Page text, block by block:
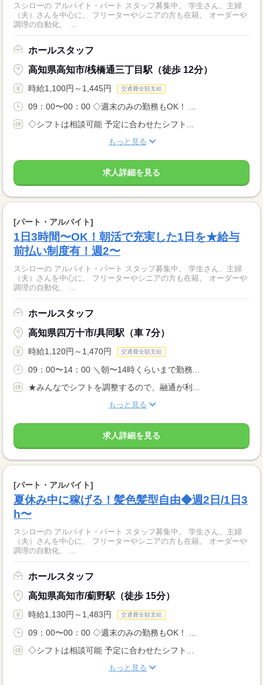
スシローの アルバイト・パート スタッフ募集中。 学生さん、主婦
（夫）さんを中心に、 フリーターやシニアの方も在籍。 オーダーや
調理の自動化、 ...
ホールスタッフ
高知県高知市/桟橋通三丁目駅（徒歩 12分）
時給1,100円～1,445円 交通費全額支給
09：00〜00：00 ◇週末のみの勤務もOK！ ...
◇シフトは相談可能 予定に合わせたシフト...
もっと見る
求人詳細を見る
[パート・アルバイト]
1日3時間〜OK！朝活で充実した1日を★給与
前払い制度有！週2〜
スシローの アルバイト・パート スタッフ募集中。 学生さん、主婦
（夫）さんを中心に、 フリーターやシニアの方も在籍。 オーダーや
調理の自動化、 ...
ホールスタッフ
高知県四万十市/具同駅（車 7分）
時給1,120円～1,470円 交通費全額支給
09：00〜14：00 ＼朝〜14時くらいまで勤務...
★みんなでシフトを調整するので、融通が利...
もっと見る
求人詳細を見る
[パート・アルバイト]
夏休み中に稼げる！髪色髪型自由◆週2日/1日3
h〜
スシローの アルバイト・パート スタッフ募集中。 学生さん、主婦
（夫）さんを中心に、 フリーターやシニアの方も在籍。 オーダーや
調理の自動化、 ...
ホールスタッフ
高知県高知市/薊野駅（徒歩 15分）
時給1,130円～1,483円 交通費全額支給
09：00〜00：00 ◇週末のみの勤務もOK！ ...
◇シフトは相談可能 予定に合わせたシフト...
もっと見る